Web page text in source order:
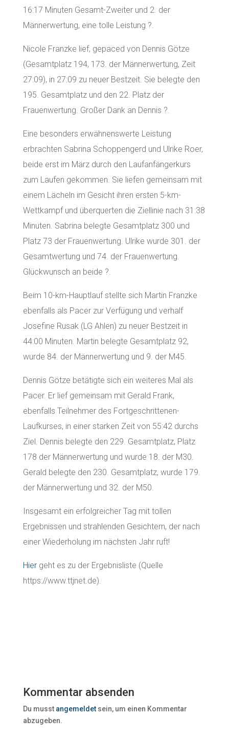
16:17 Minuten Gesamt-Zweiter und 2. der
Männerwertung, eine tolle Leistung ?.
Nicole Franzke lief, gepaced von Dennis Götze
(Gesamtplatz 194, 173. der Männerwertung, Zeit
27:09), in 27:09 zu neuer Bestzeit. Sie belegte den
195. Gesamtplatz und den 22. Platz der
Frauenwertung. Großer Dank an Dennis ?.
Eine besonders erwähnenswerte Leistung
erbrachten Sabrina Schoppengerd und Ulrike Roer,
beide erst im März durch den Laufanfängerkurs
zum Laufen gekommen. Sie liefen gemeinsam mit
einem Lächeln im Gesicht ihren ersten 5-km-
Wettkampf und überquerten die Ziellinie nach 31:38
Minuten. Sabrina belegte Gesamtplatz 300 und
Platz 73 der Frauenwertung. Ulrike wurde 301. der
Gesamtwertung und 74. der Frauenwertung.
Glückwunsch an beide ?.
Beim 10-km-Hauptlauf stellte sich Martin Franzke
ebenfalls als Pacer zur Verfügung und verhalf
Josefine Rusak (LG Ahlen) zu neuer Bestzeit in
44:00 Minuten. Martin belegte Gesamtplatz 92,
wurde 84. der Männerwertung und 9. der M45.
Dennis Götze betätigte sich ein weiteres Mal als
Pacer. Er lief gemeinsam mit Gerald Frank,
ebenfalls Teilnehmer des Fortgeschrittenen-
Laufkurses, in einer starken Zeit von 55:42 durchs
Ziel. Dennis belegte den 229. Gesamtplatz, Platz
178 der Männerwertung und wurde 18. der M30.
Gerald belegte den 230. Gesamtplatz, wurde 179.
der Männerwertung und 32. der M50.
Insgesamt ein erfolgreicher Tag mit tollen
Ergebnissen und strahlenden Gesichtern, der nach
einer Wiederholung im nächsten Jahr ruft!
Hiergeht es zu der Ergebnisliste (Quelle
https://www.ttjnet.de).
Kommentar absenden
Du musst angemeldetsein, um einen Kommentar
abzugeben.